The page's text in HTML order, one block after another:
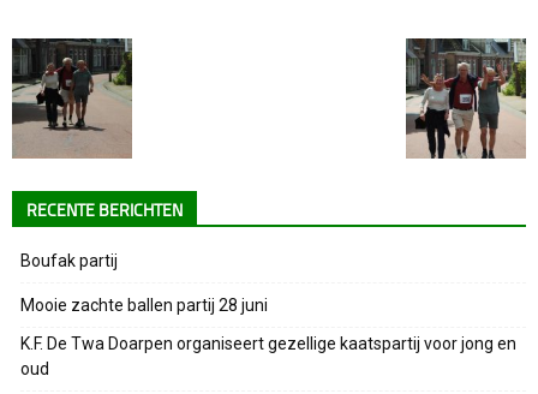
RECENTE BERICHTEN
Boufak partij
Mooie zachte ballen partij 28 juni
K.F. De Twa Doarpen organiseert gezellige kaatspartij voor jong en
oud